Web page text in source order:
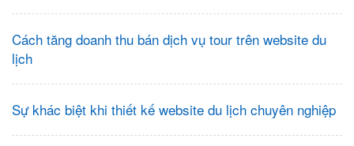
Cách tăng doanh thu bán dịch vụ tour trên website du
lịch
Sự khác biệt khi thiết kế website du lịch chuyên nghiệp